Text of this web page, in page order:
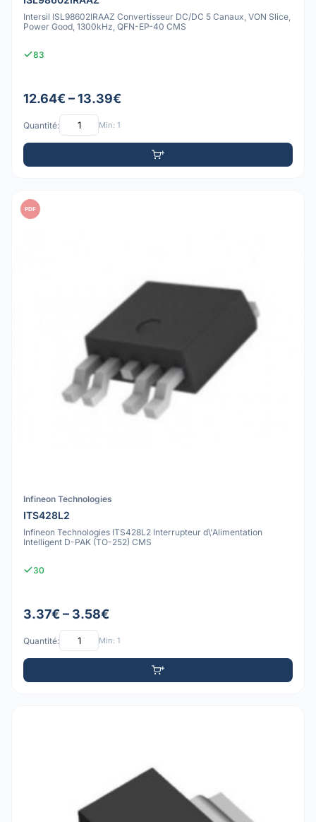
Intersil ISL98602IRAAZ Convertisseur DC/DC 5 Canaux, VON Slice,
Power Good, 1300kHz, QFN-EP-40 CMS
83
12.64€ – 13.39€
Quantité: Min: 1
PDF
Infineon Technologies
ITS428L2
Infineon Technologies ITS428L2 Interrupteur d\'Alimentation
Intelligent D-PAK (TO-252) CMS
30
3.37€ – 3.58€
Quantité: Min: 1